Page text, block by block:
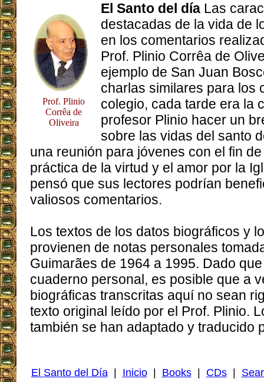
Prof. Plinio
Corrêa de
Oliveira
El Santo del día Las
destacadas de la vida de
en los comentarios
Prof. Plinio Corrêa de
ejemplo de San Juan
charlas similares para los
colegio, cada tarde era la
profesor Plinio hacer un
sobre las vidas del santo
una reunión para jóvenes con el fin
práctica de la virtud y el amor por la
pensó que sus lectores podrían
valiosos comentarios.
Los textos de los datos biográficos y
provienen de notas personales
Guimarães de 1964 a 1995. Dado
cuaderno personal, es posible que a
biográficas transcritas aquí no sean
texto original leído por el Prof. Plinio.
también se han adaptado y traducido
El Santo del Día| Inicio| Books| CDs|